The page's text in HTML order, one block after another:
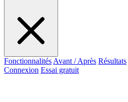
Fonctionnalités Avant / Après Résultats
Connexion Essai gratuit